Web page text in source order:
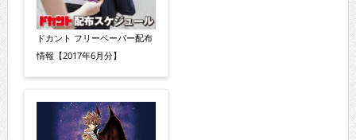
ドカント フリーペーパー配布
情報【2017年6月分】